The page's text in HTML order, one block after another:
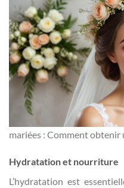
mariées : Comment
Hydratation et nourriture
L’hydratation est